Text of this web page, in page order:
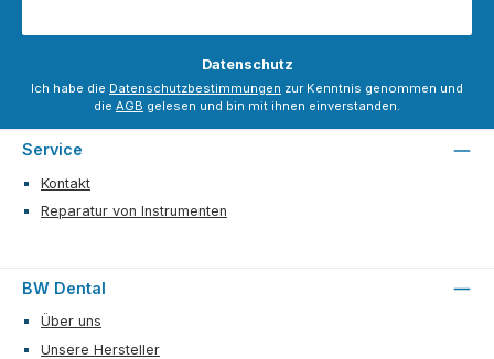
Datenschutz
Ich habe die Datenschutzbestimmungen zur Kenntnis genommen und
die AGB gelesen und bin mit ihnen einverstanden.
Service
Kontakt
Reparatur von Instrumenten
BW Dental
Über uns
Unsere Hersteller